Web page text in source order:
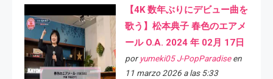
【4K 数年ぶりにデビュー曲を
歌う】松本典子 春色のエアメ
ール O.A. 2024 年 02月 17日
por yumeki05 J-PopParadiseen
11 marzo 2026 a las 5:33